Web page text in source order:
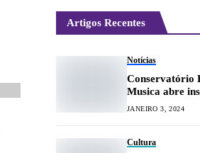
Artigos Recentes
Notícias
Conservatório
Musica abre
SJDR
JANEIRO 3, 2024
Cultura